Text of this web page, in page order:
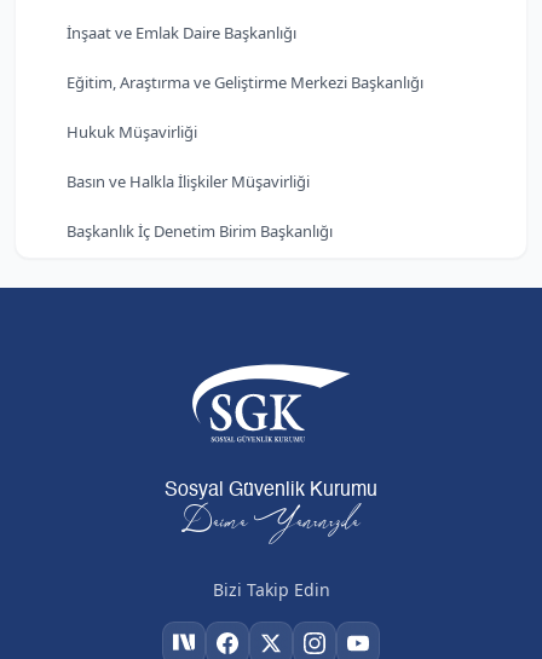
İnşaat ve Emlak Daire Başkanlığı
Eğitim, Araştırma ve Geliştirme Merkezi Başkanlığı
Hukuk Müşavirliği
Basın ve Halkla İlişkiler Müşavirliği
Başkanlık İç Denetim Birim Başkanlığı
Sosyal Güvenlik Kurumu
Daima Yanınızda
Bizi Takip Edin